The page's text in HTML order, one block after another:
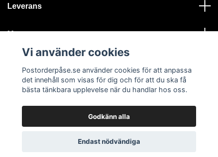
Leverans
Meny
Chatta via WhatsApp här
Vi använder cookies
Postorderpåse.se använder cookies för att anpassa
det innehåll som visas för dig och för att du ska få
bästa tänkbara upplevelse när du handlar hos oss.
Godkänn alla
Endast nödvändiga